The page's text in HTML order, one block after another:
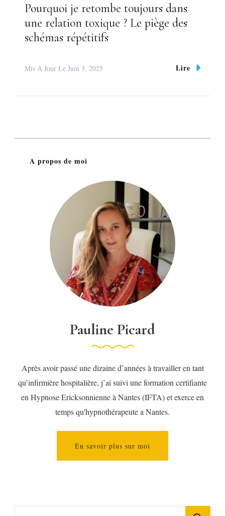
Pourquoi je retombe toujours dans
une relation toxique ? Le piège des
schémas répétitifs
Mis À Jour Le Juin 3, 2025 Lire
A propos de moi
Pauline Picard
Après avoir passé une dizaine d’années à travailler en tant
qu’infirmière hospitalière, j’ai suivi une formation certifiante
en Hypnose Ericksonnienne à Nantes (IFTA) et exerce en
temps qu'hypnothérapeute a Nantes.
En savoir plus sur moi